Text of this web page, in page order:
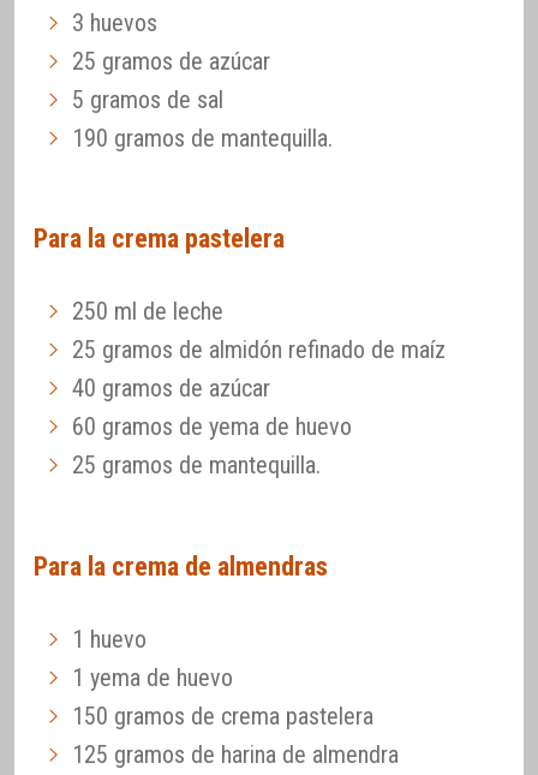
3 huevos
25 gramos de azúcar
5 gramos de sal
190 gramos de mantequilla.
Para la crema pastelera
250 ml de leche
25 gramos de almidón refinado de maíz
40 gramos de azúcar
60 gramos de yema de huevo
25 gramos de mantequilla.
Para la crema de almendras
1 huevo
1 yema de huevo
150 gramos de crema pastelera
125 gramos de harina de almendra